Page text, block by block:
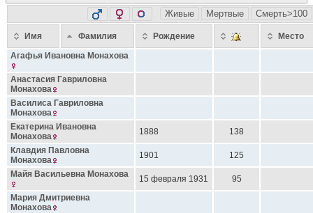
Живые Мертвые Смерть>100
Имя Фамилия Рождение Место
Агафья Ивановна Монахова
Анастасия Гавриловна
Монахова
Василиса Гавриловна
Монахова
Екатерина Ивановна
Монахова
1888
138
Клавдия Павловна
Монахова
1901
125
Майя Васильевна Монахова 15 февраля 1931
95
Мария Дмитриевна
Монахова